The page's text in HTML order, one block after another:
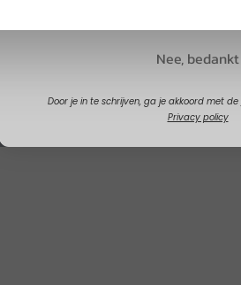
Nee, bedankt
Door je in te schrijven, ga je akkoord met de
Privacy policy